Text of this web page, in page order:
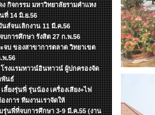
ง กิจกรรม มหาวิทยาลัยรามคำแหง
ที่ 14 มิ.ย.56
นส์จนเลิกงาน 11 มี.ค.56
การศึกษา รังสิต 27 ก.พ.56
จบ ของสาขาการตลาด วิทยาเขต
พ.56
รงแรมทาวน์อินทาวน์ ผู้ปกครองจัด
พันธ์
ลี้ยงรุ่นพี่ รุ่นน้อง เครื่องเสียง+ไฟ
งการ ทีมงานเราจัดให้
รุ่นพี่ที่จบการศึกษา 3-9 มี.ค.55 (งาน